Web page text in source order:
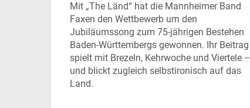
Mit „The Länd“ hat die Mannheimer Band
Faxen den Wettbewerb um den
Jubiläumssong zum 75-jährigen Bestehen
Baden-Württembergs gewonnen. Ihr Beitrag
spielt mit Brezeln, Kehrwoche und Viertele –
und blickt zugleich selbstironisch auf das
Land.